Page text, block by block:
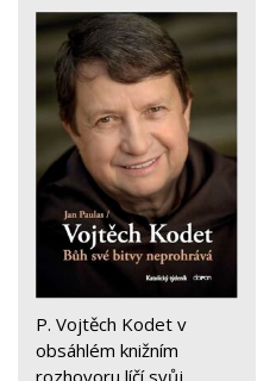
P. Vojtěch Kodet v
obsáhlém knižním